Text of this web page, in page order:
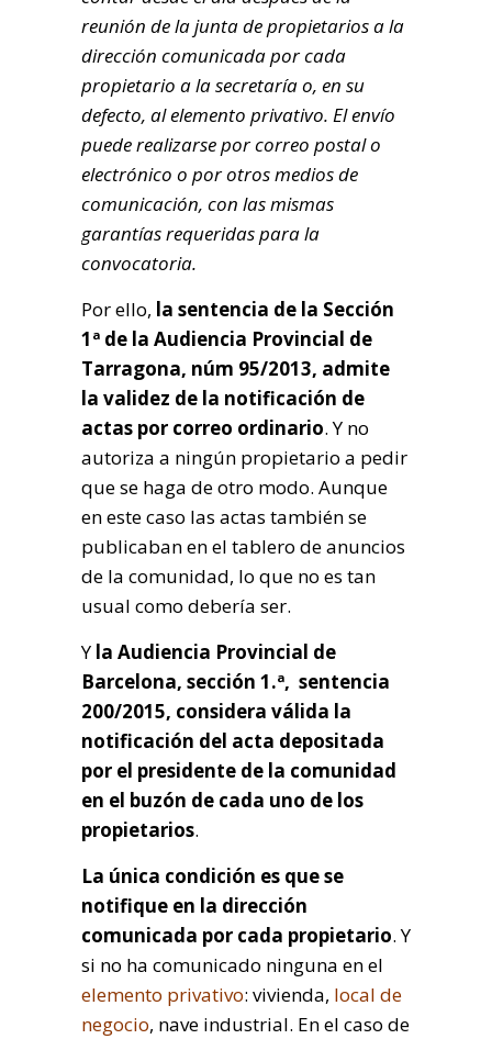
reunión de la junta de propietarios a la
dirección comunicada por cada
propietario a la secretaría o, en su
defecto, al elemento privativo. El envío
puede realizarse por correo postal o
electrónico o por otros medios de
comunicación, con las mismas
garantías requeridas para la
convocatoria.
Por ello, la sentencia de la Sección
1ª de la Audiencia Provincial de
Tarragona, núm 95/2013, admite
la validez de la notificación de
actas por correo ordinario. Y no
autoriza a ningún propietario a pedir
que se haga de otro modo. Aunque
en este caso las actas también se
publicaban en el tablero de anuncios
de la comunidad, lo que no es tan
usual como debería ser.
Y la Audiencia Provincial de
Barcelona, sección 1.ª, sentencia
200/2015, considera válida la
notificación del acta depositada
por el presidente de la comunidad
en el buzón de cada uno de los
propietarios.
La única condición es que se
notifique en la dirección
comunicada por cada propietario. Y
si no ha comunicado ninguna en el
elemento privativo: vivienda, local de
negocio, nave industrial. En el caso de